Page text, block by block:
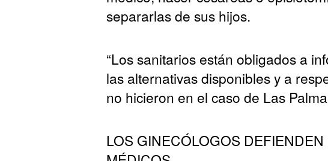
separarlas de sus hijos.
“Los sanitarios están obligados a
las alternativas disponibles y a
no hicieron en el caso de Las
LOS GINECÓLOGOS